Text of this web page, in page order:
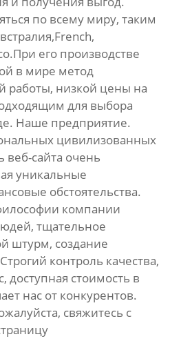
по всему миру, таким
его производстве
в мире метод
работы, низкой цены на
для выбора
Наше предприятие.
цивилизованных
веб-сайта очень
уникальные
обстоятельства.
компании
тщательное
штурм, создание
контроль качества,
доступная стоимость в
нас от конкурентов.
свяжитесь с